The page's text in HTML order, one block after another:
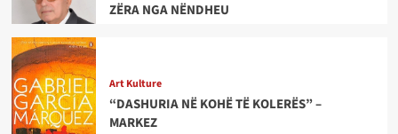
ZËRA NGA NËNDHEU
Art Kulture
“DASHURIA NË KOHË TË KOLERËS” –
MARKEZ